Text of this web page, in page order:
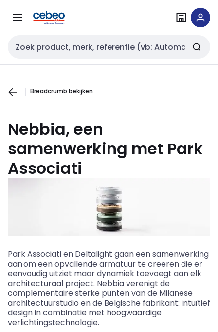
naar
naar
Zoekveld invoer
Breadcrumb bekijken
Nebbia, een
samenwerking met Park
Associati
ParkAssociatien Deltalight gaan een samenwerking
aan om een opvallende armatuur te creëren die er
eenvoudig uitziet maar dynamiek toevoegt aan elk
architecturaal project. Nebbiaverenigt de
complementaire sterke punten van de Milanese
architectuurstudio en de Belgische fabrikant: intuïtief
design in combinatie met hoogwaardige
verlichtingstechnologie.